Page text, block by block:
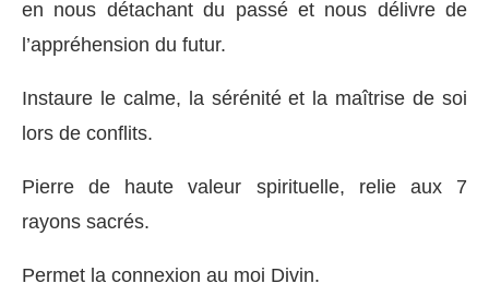
en nous détachant du passé et nous délivre de
l’appréhension du futur.
Instaure le calme, la sérénité et la maîtrise de soi
lors de conflits.
Pierre de haute valeur spirituelle, relie aux 7
rayons sacrés.
Permet la connexion au moi Divin.